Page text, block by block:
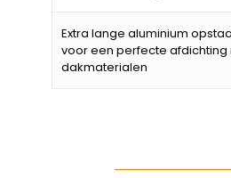
Extra lange aluminium
voor een perfecte afdichting
dakmaterialen